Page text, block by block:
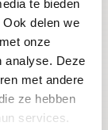
te bieden
delen we
onze
analyse. Deze
met andere
ze hebben
services.